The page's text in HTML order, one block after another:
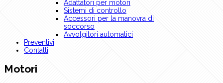
Adattatori per motori
Sistemi di controllo
Accessori per la manovra di
soccorso
Avvolgitori automatici
Preventivi
Contatti
Motori